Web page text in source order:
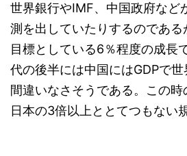
世界銀行やIMF、中国政府など
測を出していたりするのであ
目標としている6％程度の成長
代の後半には中国にはGDPで
間違いなさそうである。この
日本の3倍以上ととてつもない